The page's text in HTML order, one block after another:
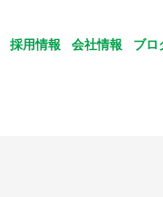
採用情報 会社情報 ブロ